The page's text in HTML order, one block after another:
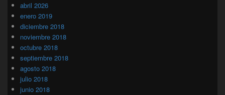
abril 2026
enero 2019
diciembre 2018
noviembre 2018
octubre 2018
septiembre 2018
agosto 2018
julio 2018
junio 2018